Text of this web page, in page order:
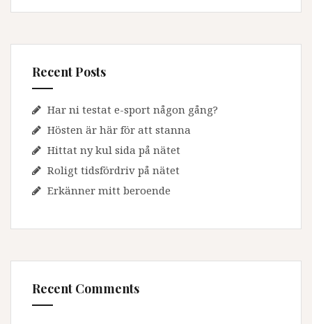
Recent Posts
Har ni testat e-sport någon gång?
Hösten är här för att stanna
Hittat ny kul sida på nätet
Roligt tidsfördriv på nätet
Erkänner mitt beroende
Recent Comments